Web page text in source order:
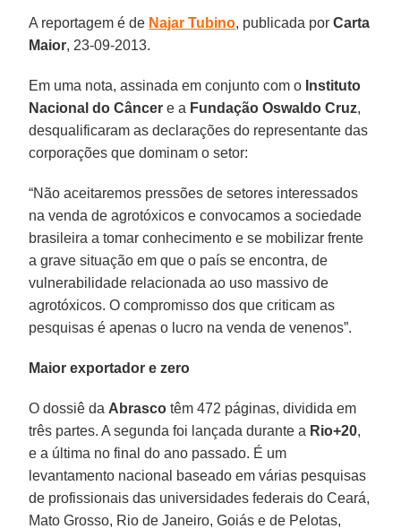
A reportagem é de Najar Tubino, publicada porCarta
Maior, 23-09-2013.
Em uma nota, assinada em conjunto com o Instituto
Nacional do Câncer e a Fundação Oswaldo Cruz,
desqualificaram as declarações do representante das
corporações que dominam o setor:
“Não aceitaremos pressões de setores interessados
na venda de agrotóxicos e convocamos a sociedade
brasileira a tomar conhecimento e se mobilizar frente
a grave situação em que o país se encontra, de
vulnerabilidade relacionada ao uso massivo de
agrotóxicos. O compromisso dos que criticam as
pesquisas é apenas o lucro na venda de venenos”.
Maior exportador e zero
O dossiê da Abrasco têm 472 páginas, dividida em
três partes. A segunda foi lançada durante a Rio+20,
e a última no final do ano passado. É um
levantamento nacional baseado em várias pesquisas
de profissionais das universidades federais do Ceará,
Mato Grosso, Rio de Janeiro, Goiás e de Pelotas,